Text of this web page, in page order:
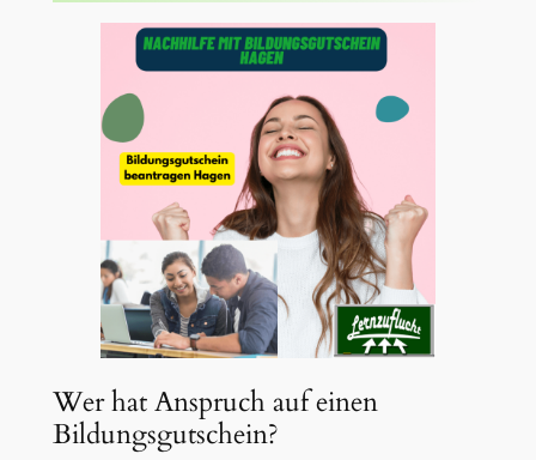
Wer hat Anspruch auf einen
Bildungsgutschein?